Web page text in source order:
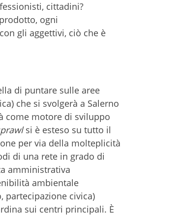
cittadini?
ogni
gli aggettivi, ciò che è
di puntare sulle aree
che si svolgerà a Salerno
come motore di sviluppo
si è esteso su tutto il
per via della molteplicità
di una rete in grado di
amministrativa
ambientale
partecipazione civica)
sui centri principali. È